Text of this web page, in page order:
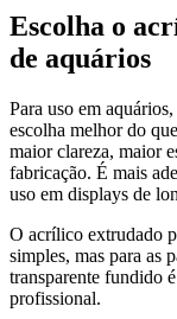
Escolha o
de aquários
Para uso em
escolha melhor do
maior clareza, maior
fabricação. É mais
uso em displays de
O acrílico extrudado
simples, mas para as
transparente fundido
profissional.